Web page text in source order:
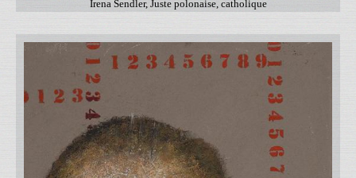
Irena Sendler, Juste polonaise, catholique